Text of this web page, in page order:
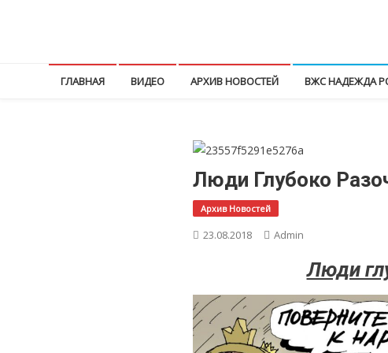
ГЛАВНАЯ ВИДЕО АРХИВ НОВОСТЕЙ ВЖС НАДЕЖДА
Люди Глубоко
Архив Новостей
23.08.2018 Admin
Люди